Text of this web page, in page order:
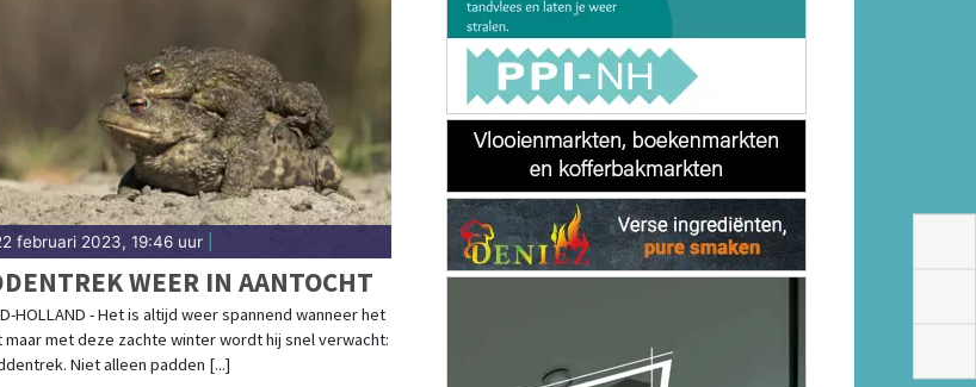
februari 2023, 19:46 uur|
WEER IN AANTOCHT
HOLLAND - Het is altijd weer spannend wanneer het
maar met deze zachte winter wordt hij snel verwacht:
Niet alleen padden [...]